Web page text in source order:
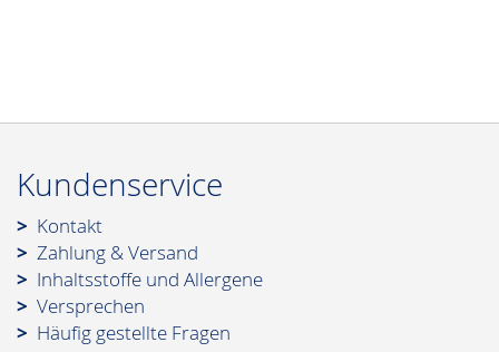
Kundenservice
Kontakt
Zahlung & Versand
Inhaltsstoffe und Allergene
Versprechen
Häufig gestellte Fragen